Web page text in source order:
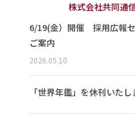
株式会社共同通
6/19(金）開催 採用広報
ご案内
2026.05.10
「世界年鑑」を休刊いたし